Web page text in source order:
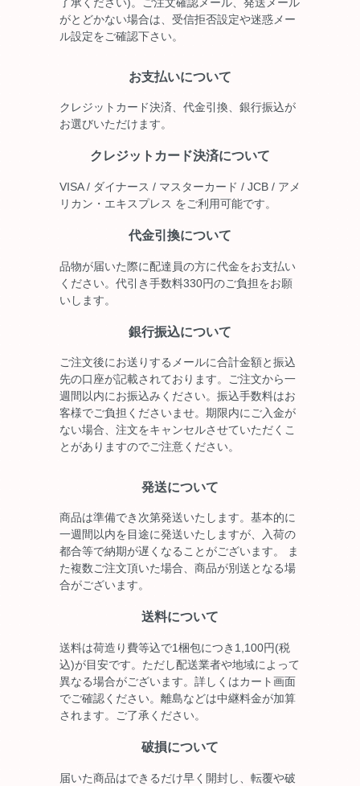
了承ください)。ご注文確認メール、発送メール
がとどかない場合は、受信拒否設定や迷惑メー
ル設定をご確認下さい。
お支払いについて
クレジットカード決済、代金引換、銀行振込が
お選びいただけます。
クレジットカード決済について
VISA / ダイナース / マスターカード / JCB / アメ
リカン・エキスプレス をご利用可能です。
代金引換について
品物が届いた際に配達員の方に代金をお支払い
ください。代引き手数料330円のご負担をお願
いします。
銀行振込について
ご注文後にお送りするメールに合計金額と振込
先の口座が記載されております。ご注文から一
週間以内にお振込みください。振込手数料はお
客様でご負担くださいませ。期限内にご入金が
ない場合、注文をキャンセルさせていただくこ
とがありますのでご注意ください。
発送について
商品は準備でき次第発送いたします。基本的に
一週間以内を目途に発送いたしますが、入荷の
都合等で納期が遅くなることがございます。 ま
た複数ご注文頂いた場合、商品が別送となる場
合がございます。
送料について
送料は荷造り費等込で1梱包につき1,100円(税
込)が目安です。ただし配送業者や地域によって
異なる場合がございます。詳しくはカート画面
でご確認ください。離島などは中継料金が加算
されます。ご了承ください。
破損について
届いた商品はできるだけ早く開封し、転覆や破